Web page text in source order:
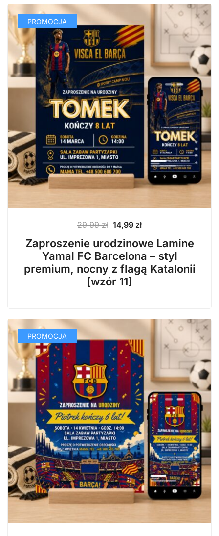
PROMOCJA
29,99zł Pierwotna
cena
wynosiła:
29,99 zł.
14,99 złAktualna
cena
wynosi:
14,99 zł.
Zaproszenie urodzinowe Lamine
Yamal FC Barcelona – styl
premium, nocny z flagą Katalonii
[wzór 11]
PROMOCJA